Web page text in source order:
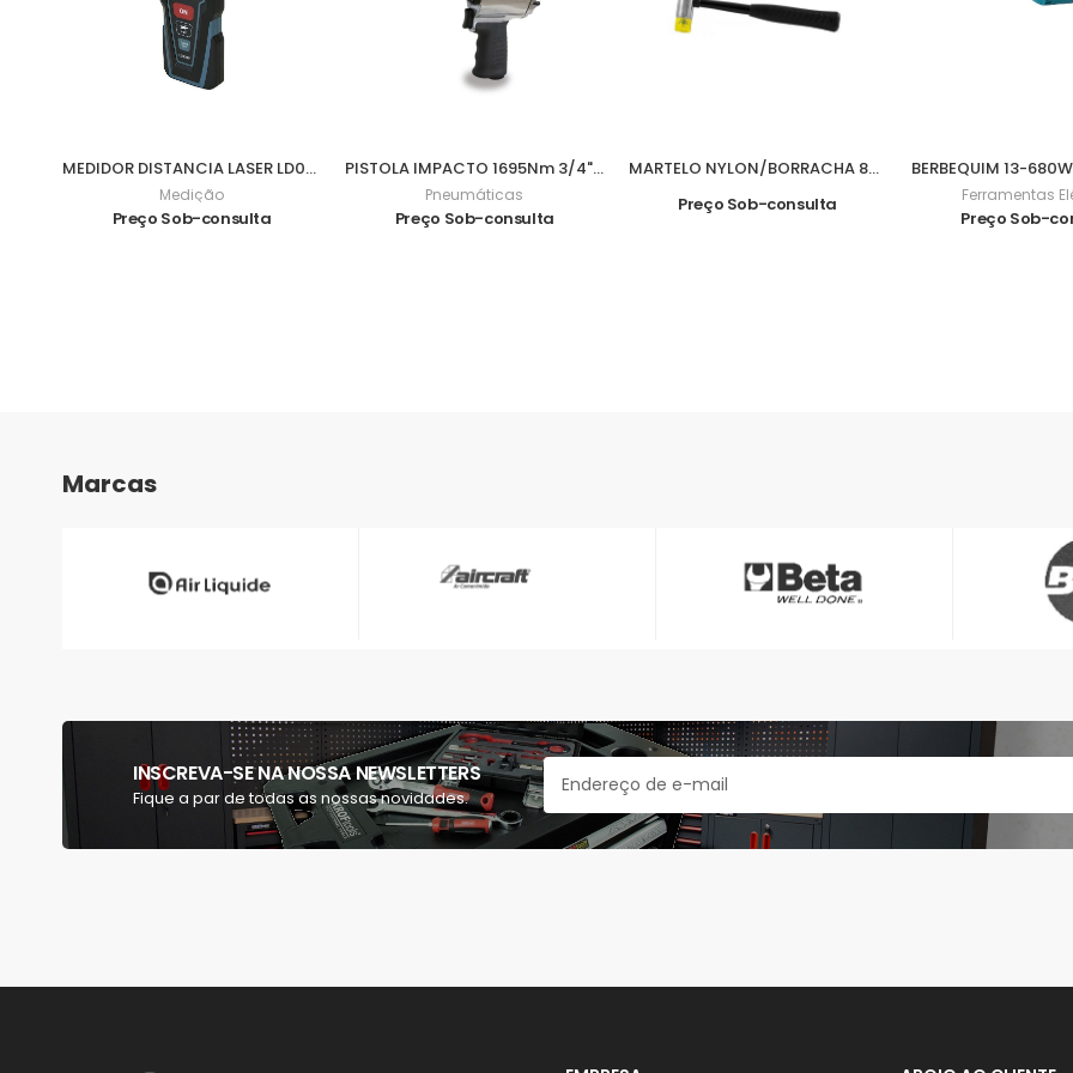
MEDIDOR DISTANCIA LASER LD030P
Medição
Preço Sob-consulta
PISTOLA IMPACTO 1695Nm 3/4" 1928DA
Pneumáticas
Preço Sob-consulta
MARTELO NYLON/BORRACHA 840grs M07016
Preço Sob-consulta
Ferramentas
Preço Sob-
Marcas
INSCREVA-SE NA NOSSA NEWSLETTERS
Fique a par de todas as nossas novidades.